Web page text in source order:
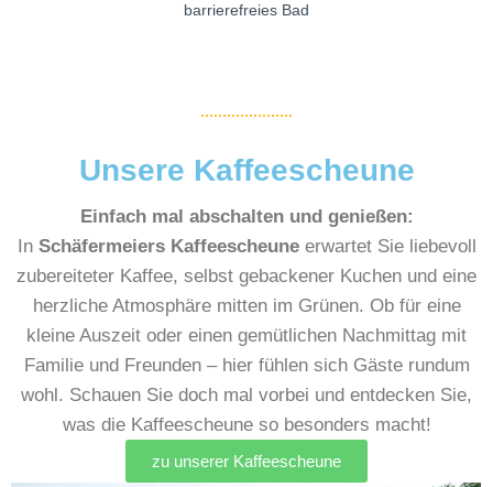
barrierefreies Bad
Unsere Kaffeescheune
Einfach mal abschalten und genießen:
In Schäfermeiers Kaffeescheuneerwartet Sie liebevoll
zubereiteter Kaffee, selbst gebackener Kuchen und eine
herzliche Atmosphäre mitten im Grünen. Ob für eine
kleine Auszeit oder einen gemütlichen Nachmittag mit
Familie und Freunden – hier fühlen sich Gäste rundum
wohl. Schauen Sie doch mal vorbei und entdecken Sie,
was die Kaffeescheune so besonders macht!
zu unserer Kaffeescheune